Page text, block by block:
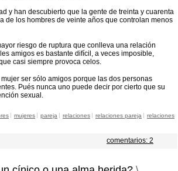
y han descubierto que la gente de treinta y cuarenta
de los hombres de veinte años que controlan menos
riesgo de ruptura que conlleva una relación
amigos es bastante difícil, a veces imposible,
casi siempre provoca celos.
ser sólo amigos porque las dos personas
Pués nunca uno puede decir por cierto que su
sexual.
mujeres pareja relaciones relaciones pareja
relaciones
comentarios: 2